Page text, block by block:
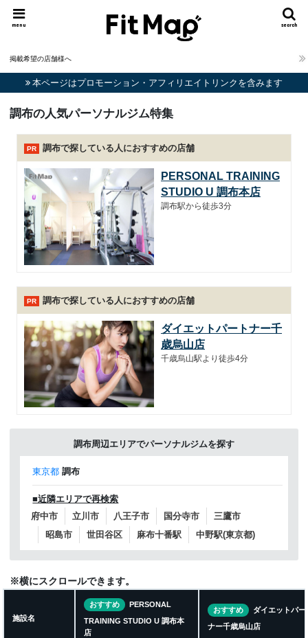
search
menu
掲載希望の店舗様へ
本ページはプロモーション・アフィリエイトリンクを含みます
調布の人気パーソナルジム特集
PR 調布で探している人におすすめの店舗
PERSONAL TRAINING
STUDIO U 調布本店
調布駅から徒歩3分
PR 調布で探している人におすすめの店舗
ダイエットパートナー千
歳烏山店
千歳烏山駅より徒歩4分
調布周辺エリアでパーソナルジムを探す
東京都 調布
■近隣エリアで再検索
府中市
立川市 八王子市 国分寺市
三鷹市
昭島市
世田谷区 麻布十番駅 中野駅(東京都)
※横にスクロールできます。
施設名
おすすめ
PERSONAL
TRAINING STUDIO U 調布本
店
おすすめ
ダイエットパー
ナー千歳烏山店